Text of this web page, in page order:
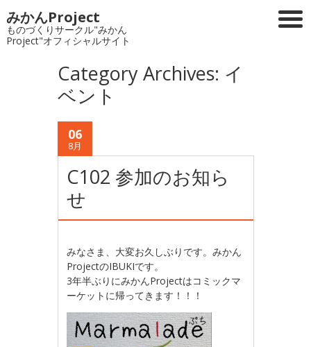
みかんProject
ものづくりサークル"みかん
Project"オフィシャルサイト
Category Archives: イ
ベント
06
8月
C102 参加のお知ら
せ
みなさま、大変お久しぶりです。みかん
ProjectのIBUKIです。
3年半ぶりにみかんProjectはコミックマ
ーケットに帰ってきます！！！